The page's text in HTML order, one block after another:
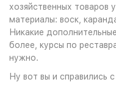
хозяйственных товаров
материалы: воск,
Никакие
более, курсы по
нужно.
Ну вот вы и справились